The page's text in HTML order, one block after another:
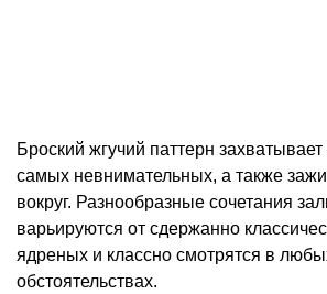
Броский жгучий паттерн
самых невнимательных, а также
вокруг. Разнообразные сочетания
варьируются от сдержанно
ядреных и классно смотрятся в
обстоятельствах.